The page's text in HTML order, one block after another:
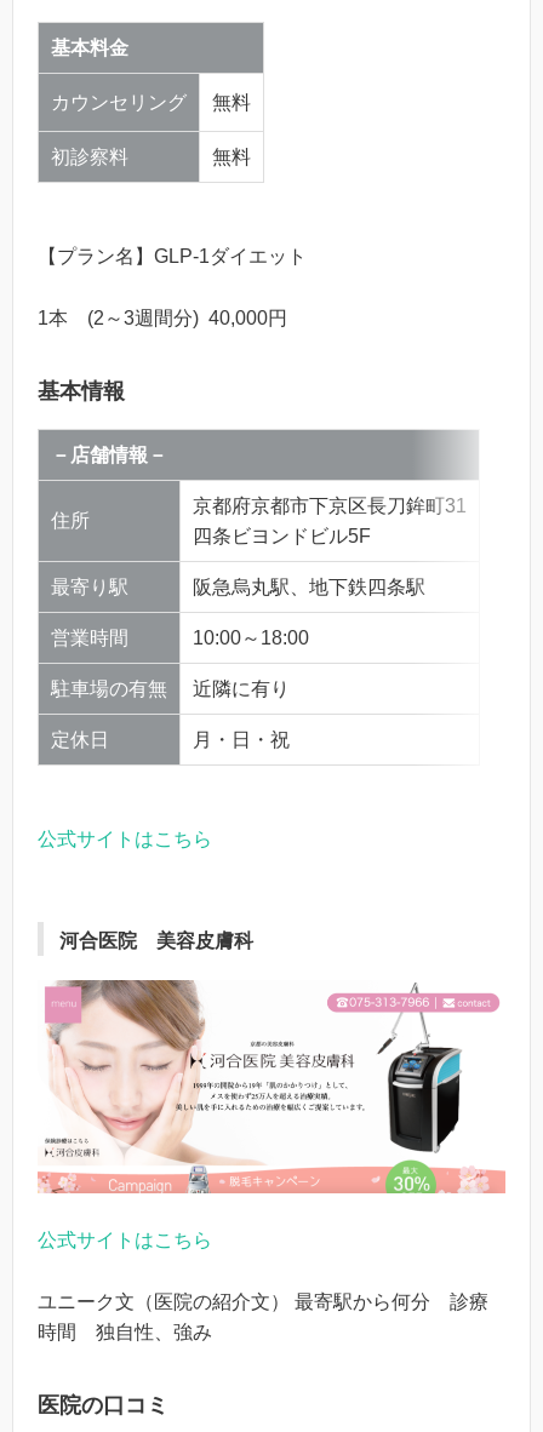
基本料金
カウンセリング 無料
初診察料 無料
【プラン名】GLP-1ダイエット
1本 (2～3週間分) 40,000円
基本情報
－店舗情報－
住所
京都府京都市下京区長刀鉾町31
四条ビヨンドビル5F
最寄り駅 阪急烏丸駅、地下鉄四条駅
営業時間 10:00～18:00
駐車場の有無 近隣に有り
定休日 月・日・祝
公式サイトはこちら
河合医院 美容皮膚科
公式サイトはこちら
ユニーク文（医院の紹介文） 最寄駅から何分 診療
時間 独自性、強み
医院の口コミ